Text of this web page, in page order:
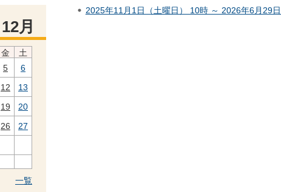
12月
金
土
5
6
12
13
19
20
26
27
一覧
2025年11月1日（土曜日） 10時 ～ 2026年6月29